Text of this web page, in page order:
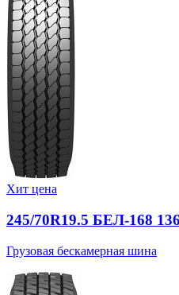
Хит цена
245/70R19.5 БЕЛ-168
Грузовая бескамерная шина